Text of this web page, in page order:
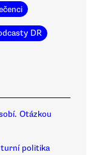
DR
Otázkou
politika